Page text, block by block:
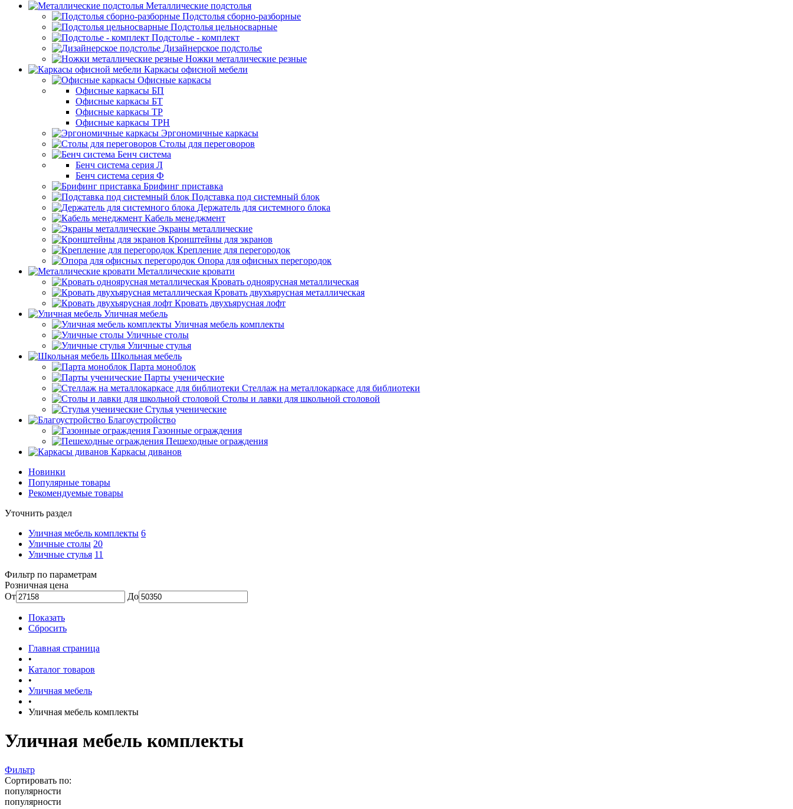
Металлические подстолья
Подстолья сборно-разборные
Подстолья цельносварные
Подстолье - комплект
Дизайнерское подстолье
Ножки металлические резные
Каркасы офисной мебели
Офисные каркасы
Офисные каркасы БП
Офисные каркасы БТ
Офисные каркасы ТР
Офисные каркасы ТРН
Эргономичные каркасы
Столы для переговоров
Бенч система
Бенч система серия Л
Бенч система серия Ф
Брифинг приставка
Подставка под системный блок
Держатель для системного блока
Кабель менеджмент
Экраны металлические
Кронштейны для экранов
Крепление для перегородок
Опора для офисных перегородок
Металлические кровати
Кровать одноярусная металлическая
Кровать двухъярусная металлическая
Кровать двухъярусная лофт
Уличная мебель
Уличная мебель комплекты
Уличные столы
Уличные стулья
Школьная мебель
Парта моноблок
Парты ученические
Стеллаж на металлокаркасе для библиотеки
Столы и лавки для школьной столовой
Стулья ученические
Благоустройство
Газонные ограждения
Пешеходные ограждения
Каркасы диванов
Новинки
Популярные товары
Рекомендуемые товары
Уточнить раздел
Уличная мебель комплекты 6
Уличные столы 20
Уличные стулья 11
Фильтр по параметрам
Розничная цена
От
До
Показать
Сбросить
Главная страница
•
Каталог товаров
•
Уличная мебель
•
Уличная мебель комплекты
Уличная мебель комплекты
Фильтр
Сортировать по:
популярности
популярности